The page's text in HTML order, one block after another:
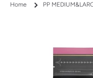
Home PP